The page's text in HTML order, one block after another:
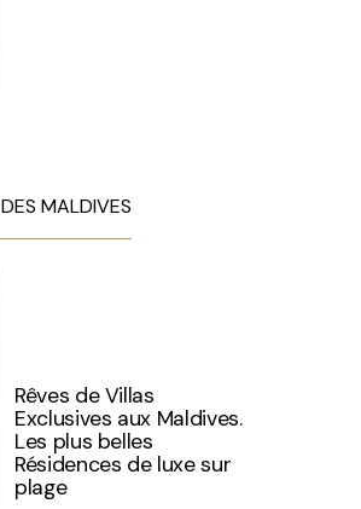
MALDIVES
Rêves de Villas
Exclusives aux Maldives.
Les plus belles
Résidences de luxe sur
plage